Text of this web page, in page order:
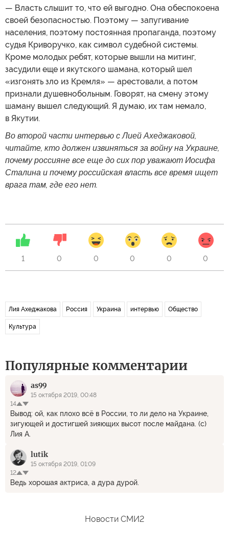
— Власть слышит то, что ей выгодно. Она обеспокоена
своей безопасностью. Поэтому — запугивание
населения, поэтому постоянная пропаганда, поэтому
судья Криворучко, как символ судебной системы.
Кроме молодых ребят, которые вышли на митинг,
засудили еще и якутского шамана, который шел
«изгонять зло из Кремля» — арестовали, а потом
признали душевнобольным. Говорят, на смену этому
шаману вышел следующий. Я думаю, их там немало,
в Якутии.
Во второй части интервью с Лией Ахеджаковой,
читайте, кто должен извиняться за войну на Украине,
почему россияне все еще до сих пор уважают Иосифа
Сталина и почему российская власть все время ищет
врага там, где его нет.
1 0 0 0 0 0
Лия Ахеджакова Россия Украина интервью Общество
Культура
Популярные комментарии
as99
15 октября 2019, 00:48
14
Вывод: ой, как плохо всё в России, то ли дело на Украине,
зигующей и достигшей зияющих высот после майдана. (с)
Лия А.
lutik
15 октября 2019, 01:09
12
Ведь хорошая актриса, а дура дурой.
Новости СМИ2